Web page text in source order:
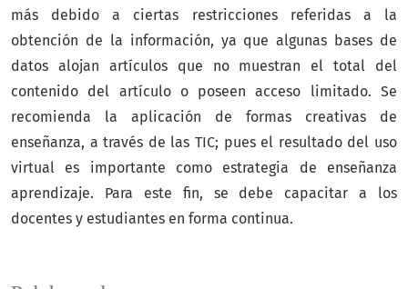
más debido a ciertas restricciones referidas a la
obtención de la información, ya que algunas bases de
datos alojan artículos que no muestran el total del
contenido del artículo o poseen acceso limitado. Se
recomienda la aplicación de formas creativas de
enseñanza, a través de las TIC; pues el resultado del uso
virtual es importante como estrategia de enseñanza
aprendizaje. Para este fin, se debe capacitar a los
docentes y estudiantes en forma continua.